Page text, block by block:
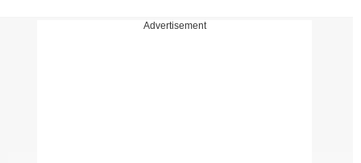
व्यक्ति की दिन-प्रतिदिन की लाइफ को तो प्रभावित करती ही है,
Advertisement